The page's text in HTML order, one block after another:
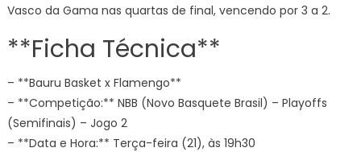
Vasco da Gama nas quartas de final, vencendo por 3 a 2.
**Ficha Técnica**
– **Bauru Basket x Flamengo**
– **Competição:** NBB (Novo Basquete Brasil) – Playoffs
(Semifinais) – Jogo 2
– **Data e Hora:** Terça-feira (21), às 19h30